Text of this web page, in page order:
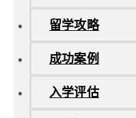
留学攻略
成功案例
入学评估